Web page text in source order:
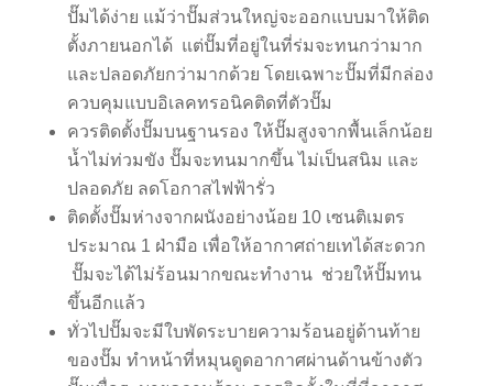
ปั๊มได้ง่าย แม้ว่าปั๊มส่วนใหญ่จะออกแบบมาให้ติด
ตั้งภายนอกได้ แต่ปั๊มที่อยู่ในที่ร่มจะทนกว่ามาก
และปลอดภัยกว่ามากด้วย โดยเฉพาะปั๊มที่มีกล่อง
ควบคุมแบบอิเลคทรอนิคติดที่ตัวปั๊ม
ควรติดตั้งปั๊มบนฐานรอง ให้ปั๊มสูงจากพื้นเล็กน้อย
น้ำไม่ท่วมขัง ปั๊มจะทนมากขึ้น ไม่เป็นสนิม และ
ปลอดภัย ลดโอกาสไฟฟ้ารั่ว
ติดตั้งปั๊มห่างจากผนังอย่างน้อย 10 เซนติเมตร
ประมาณ 1 ฝ่ามือ เพื่อให้อากาศถ่ายเทได้สะดวก
ปั๊มจะได้ไม่ร้อนมากขณะทำงาน ช่วยให้ปั๊มทน
ขึ้นอีกแล้ว
ทั่วไปปั๊มจะมีใบพัดระบายความร้อนอยู่ด้านท้าย
ของปั๊ม ทำหน้าที่หมุนดูดอากาศผ่านด้านข้างตัว